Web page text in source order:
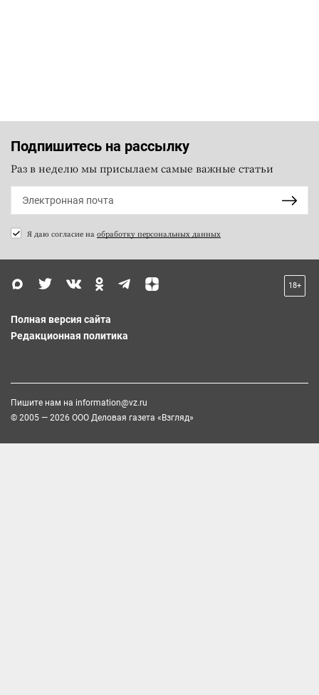
Подпишитесь на рассылку
Раз в неделю мы присылаем самые важные статьи
Я даю согласие на обработку персональных данных
18+
Полная версия сайта
Редакционная политика
Пишите нам на information@vz.ru
© 2005 — 2026 ООО Деловая газета «Взгляд»